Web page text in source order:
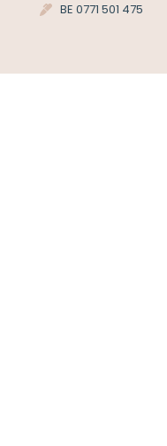
BE 0771 501 475